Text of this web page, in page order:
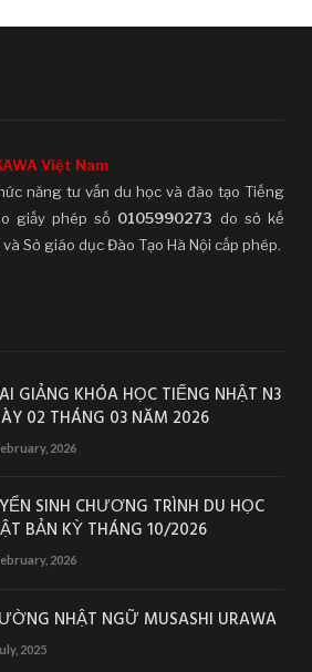
Việt Nam
năng tư vấn du học và đào tạo Tiếng
giấy phép số 0105990273 do sở kế
Sở giáo dục Đào Tạo Hà Nội cấp phép.
GIẢNG KHÓA HỌC TIẾNG NHẬT N3
02 THÁNG 03 NĂM 2026
2026
SINH CHƯƠNG TRÌNH DU HỌC
BẢN KỲ THÁNG 10/2026
2026
NHẬT NGỮ MUSASHI URAWA
2025